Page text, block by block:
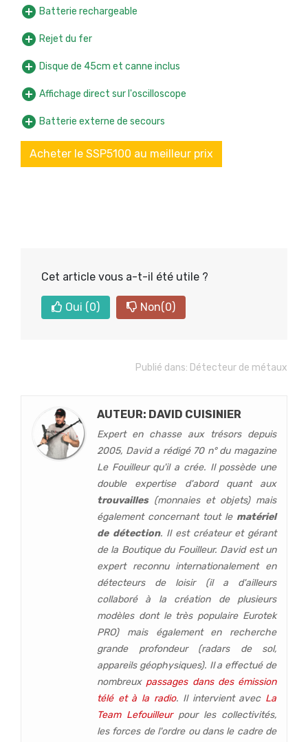
add_circle Batterie rechargeable
add_circle Rejet du fer
add_circle Disque de 45cm et canne inclus
add_circle Affichage direct sur l'oscilloscope
add_circle Batterie externe de secours
Acheter le SSP5100 au meilleur prix
Cet article vous a-t-il été utile ?
Oui (0) Non(0)
Publié dans: Détecteur de métaux
AUTEUR: DAVID CUISINIER
Expert en chasse aux trésors depuis
2005, David a rédigé 70 n° du magazine
Le Fouilleur qu'il a crée. Il possède une
double expertise d'abord quant aux
trouvailles (monnaies et objets) mais
également concernant tout le matériel
de détection. Il est créateur et gérant
de la Boutique du Fouilleur. David est un
expert reconnu internationalement en
détecteurs de loisir (il a d'ailleurs
collaboré à la création de plusieurs
modèles dont le très populaire Eurotek
PRO) mais également en recherche
grande profondeur (radars de sol,
appareils géophysiques). Il a effectué de
nombreux passages dans des émission
télé et à la radio. Il intervient avec La
Team Lefouilleurpour les collectivités,
les forces de l'ordre ou dans le cadre de